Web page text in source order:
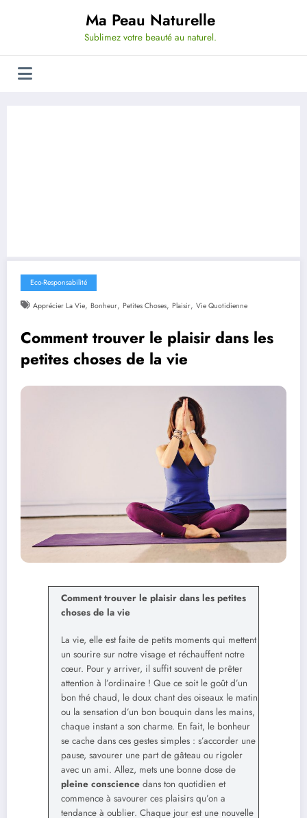
Ma Peau Naturelle
Sublimez votre beauté au naturel.
Eco-Responsabilité
Apprécier La Vie, Bonheur, Petites Choses, Plaisir, Vie Quotidienne
Comment trouver le plaisir dans les
petites choses de la vie
Comment trouver le plaisir dans les petites
choses de la vie
La vie, elle est faite de petits moments qui mettent
un sourire sur notre visage et réchauffent notre
cœur. Pour y arriver, il suffit souvent de prêter
attention à l’ordinaire ! Que ce soit le goût d’un
bon thé chaud, le doux chant des oiseaux le matin
ou la sensation d’un bon bouquin dans les mains,
chaque instant a son charme. En fait, le bonheur
se cache dans ces gestes simples : s’accorder une
pause, savourer une part de gâteau ou rigoler
avec un ami. Allez, mets une bonne dose de
pleine conscience dans ton quotidien et
commence à savourer ces plaisirs qu’on a
tendance à oublier. Chaque jour est une nouvelle